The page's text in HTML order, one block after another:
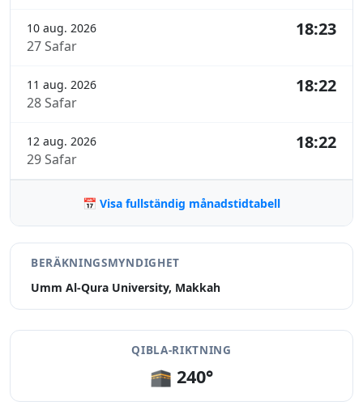
10 aug. 2026
27 Safar
18:23
11 aug. 2026
28 Safar
18:22
12 aug. 2026
29 Safar
18:22
📅 Visa fullständig månadstidtabell
BERÄKNINGSMYNDIGHET
Umm Al-Qura University, Makkah
QIBLA-RIKTNING
🕋 240°